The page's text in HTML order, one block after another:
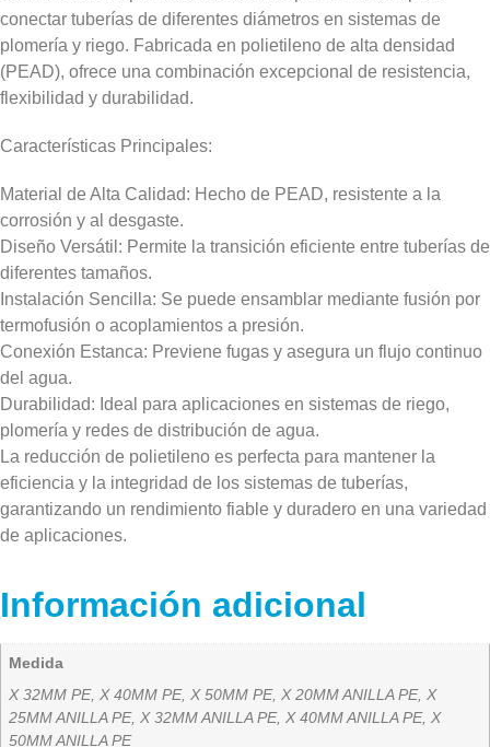
conectar tuberías de diferentes diámetros en sistemas de
plomería y riego. Fabricada en polietileno de alta densidad
(PEAD), ofrece una combinación excepcional de resistencia,
flexibilidad y durabilidad.
Características Principales:
Material de Alta Calidad: Hecho de PEAD, resistente a la
corrosión y al desgaste.
Diseño Versátil: Permite la transición eficiente entre tuberías de
diferentes tamaños.
Instalación Sencilla: Se puede ensamblar mediante fusión por
termofusión o acoplamientos a presión.
Conexión Estanca: Previene fugas y asegura un flujo continuo
del agua.
Durabilidad: Ideal para aplicaciones en sistemas de riego,
plomería y redes de distribución de agua.
La reducción de polietileno es perfecta para mantener la
eficiencia y la integridad de los sistemas de tuberías,
garantizando un rendimiento fiable y duradero en una variedad
de aplicaciones.
Información adicional
Medida
X 32MM PE, X 40MM PE, X 50MM PE, X 20MM ANILLA PE, X
25MM ANILLA PE, X 32MM ANILLA PE, X 40MM ANILLA PE, X
50MM ANILLA PE